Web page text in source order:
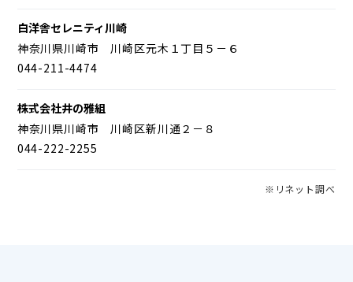
白洋舎セレニティ川崎
神奈川県川崎市 川崎区元木１丁目５－６
044-211-4474
株式会社井の雅組
神奈川県川崎市 川崎区新川通２－８
044-222-2255
※リネット調べ